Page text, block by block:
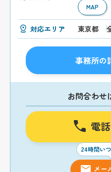
MAP
対応エリア 東京都
事務所の
お問合わせ
電
24時間い
メー